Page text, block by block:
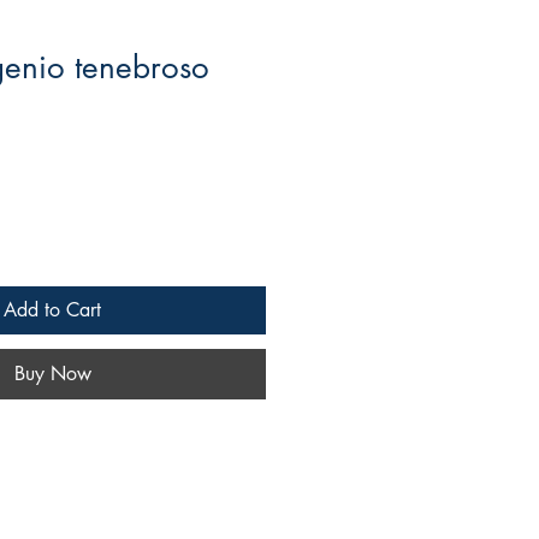
tenebroso
Add to Cart
Buy Now